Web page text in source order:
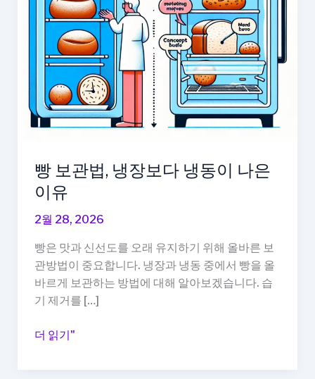
빵 보관법, 냉장보다 냉동이 나은
이유
2월 28, 2026
빵은 맛과 신선도를 오래 유지하기 위해 올바른 보
관방법이 중요합니다. 냉장과 냉동 중에서 빵을 올
바르게 보관하는 방법에 대해 알아보겠습니다. 습
기 제거를 […]
빵
더 읽기"